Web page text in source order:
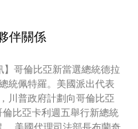
伴關係
】哥倫比亞新當選總統德拉
統佩特羅。美國派出代表
川普政府計劃向哥倫比亞
比亞卡利週五舉行新總統